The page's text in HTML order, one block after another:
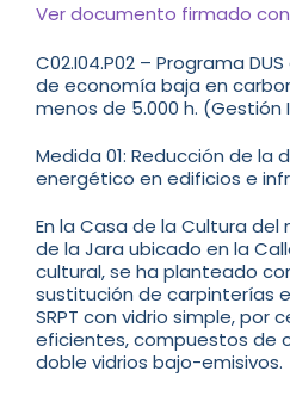
Ver documento firmado
C02.I04.P02 – Programa
de economía baja en
menos de 5.000 h. (Gestión
Medida 01: Reducción de la
energético en edificios e
En la Casa de la Cultura del
de la Jara ubicado en la
cultural, se ha planteado
sustitución de carpinterías
SRPT con vidrio simple, por
eficientes, compuestos de
doble vidrios bajo-emisivos.